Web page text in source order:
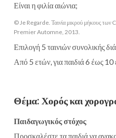
Είναι η φιλία αιώνια;
© Je Regarde. Ταινία μικρού μήκους
Premier Automne, 2013.
Επιλογή 5 ταινιών συνολικής
Από 5 ετών, για παιδιά 6 έως 10
Θέμα: Χορός και
Παιδαγωγικός στόχος
Προσκαλέστε τα παιδιά να